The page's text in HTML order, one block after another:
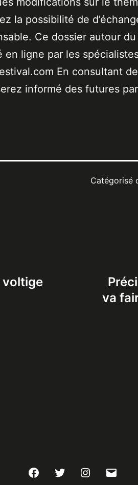
la possibilité de
Ce dossier autour
en ligne par les
En consultant
informé des futures
Catégorisé
voltige
va
FacebookTwitter Instagram